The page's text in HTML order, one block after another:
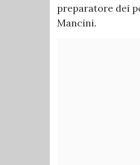
preparatore dei
Mancini.